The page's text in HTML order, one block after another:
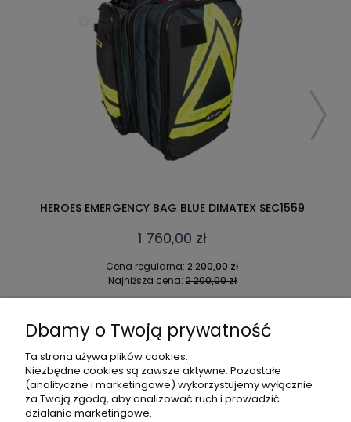
DIMATEX SEC1559
DIMATEX VERTICAL -
Cena regularna:
Najniższa cena:
POMOC
Dbamy o Twoją prywatność
Ta strona używa plików cookies.
Niezbędne cookies są zawsze aktywne. Pozostałe
(analityczne i marketingowe) wykorzystujemy wyłącznie
za Twoją zgodą, aby analizować ruch i prowadzić
działania marketingowe.